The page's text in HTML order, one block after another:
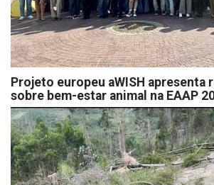
Projeto europeu aWISH apresenta
sobre bem-estar animal na EAAP